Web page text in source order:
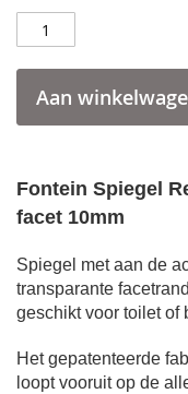
Aan
Fontein Spiegel
facet 10mm
Spiegel met aan de
transparante
geschikt voor toilet of
Het gepatenteerde
loopt vooruit op de